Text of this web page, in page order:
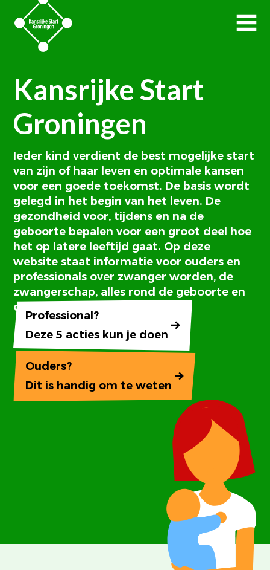
Kansrijke Start
Groningen
Ieder kind verdient de best mogelijke start
van zijn of haar leven en optimale kansen
voor een goede toekomst. De basis wordt
gelegd in het begin van het leven. De
gezondheid voor, tijdens en na de
geboorte bepalen voor een groot deel hoe
het op latere leeftijd gaat. Op deze
website staat informatie voor ouders en
professionals over zwanger worden, de
zwangerschap, alles rond de geboorte en
de eerste jaren van je kind.
Professional?
Deze 5 acties kun je doen
Ouders?
Dit is handig om te weten